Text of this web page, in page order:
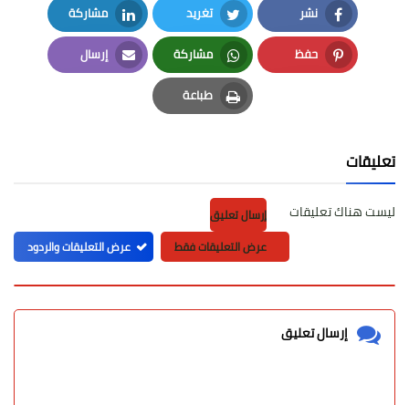
نشر
Facebook
تغريد
Twitter
مشاركة
LinkedIn
حفظ
Pinterest
مشاركة
Whatsapp
إرسال
Email
طباعة
Print
تعليقات
ليست هناك تعليقات
إرسال تعليق
عرض التعليقات فقط
عرض التعليقات والردود
إرسال تعليق